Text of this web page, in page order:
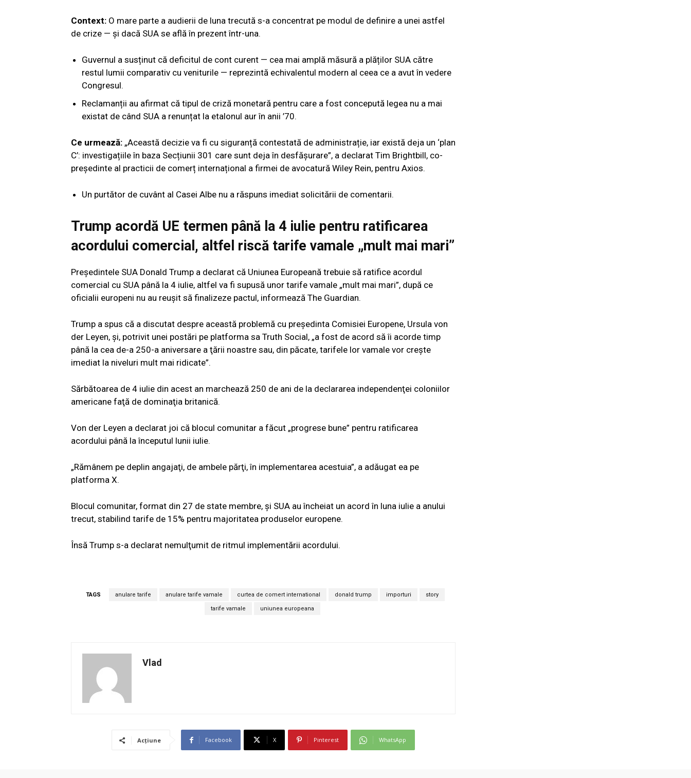
Context: O mare parte a audierii de luna trecută s-a concentrat pe modul de definire a unei astfel
de crize — și dacă SUA se află în prezent într-una.
Guvernul a susținut că deficitul de cont curent — cea mai amplă măsură a plăților SUA către
restul lumii comparativ cu veniturile — reprezintă echivalentul modern al ceea ce a avut în vedere
Congresul.
Reclamanții au afirmat că tipul de criză monetară pentru care a fost concepută legea nu a mai
existat de când SUA a renunțat la etalonul aur în anii ’70.
Ce urmează: „Această decizie va fi cu siguranță contestată de administrație, iar există deja un ‘plan
C’: investigațiile în baza Secțiunii 301 care sunt deja în desfășurare”, a declarat Tim Brightbill, co-
președinte al practicii de comerț internațional a firmei de avocatură Wiley Rein, pentru Axios.
Un purtător de cuvânt al Casei Albe nu a răspuns imediat solicitării de comentarii.
Trump acordă UE termen până la 4 iulie pentru ratificarea
acordului comercial, altfel riscă tarife vamale „mult mai mari”
Preşedintele SUA Donald Trump a declarat că Uniunea Europeană trebuie să ratifice acordul
comercial cu SUA până la 4 iulie, altfel va fi supusă unor tarife vamale „mult mai mari”, după ce
oficialii europeni nu au reuşit să finalizeze pactul, informează The Guardian.
Trump a spus că a discutat despre această problemă cu preşedinta Comisiei Europene, Ursula von
der Leyen, şi, potrivit unei postări pe platforma sa Truth Social, „a fost de acord să îi acorde timp
până la cea de-a 250-a aniversare a ţării noastre sau, din păcate, tarifele lor vamale vor creşte
imediat la niveluri mult mai ridicate”.
Sărbătoarea de 4 iulie din acest an marchează 250 de ani de la declararea independenţei coloniilor
americane faţă de dominaţia britanică.
Von der Leyen a declarat joi că blocul comunitar a făcut „progrese bune” pentru ratificarea
acordului până la începutul lunii iulie.
„Rămânem pe deplin angajaţi, de ambele părţi, în implementarea acestuia”, a adăugat ea pe
platforma X.
Blocul comunitar, format din 27 de state membre, şi SUA au încheiat un acord în luna iulie a anului
trecut, stabilind tarife de 15% pentru majoritatea produselor europene.
Însă Trump s-a declarat nemulţumit de ritmul implementării acordului.
TAGS anulare tarife anulare tarife vamale curtea de comert international donald trump importuri story
tarife vamale uniunea europeana
Vlad
Acțiune Facebook X Pinterest WhatsApp